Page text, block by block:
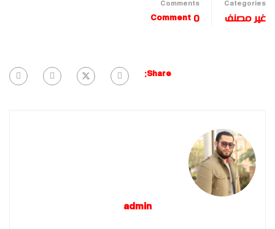
Categories
غير مصنف
Comments
0 Comment
Share:
admin